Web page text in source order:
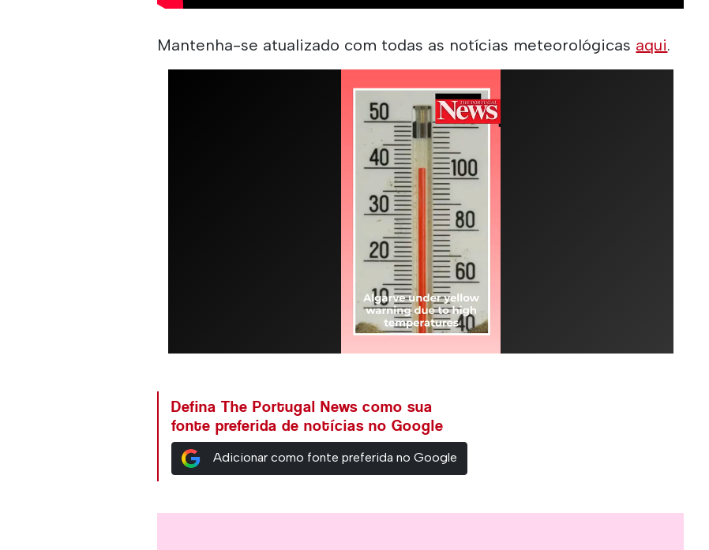
Mantenha-se atualizado com todas as notícias meteorológicas aqui.
Defina The Portugal News como sua
fonte preferida de notícias no Google
Adicionar como fonte preferida no Google